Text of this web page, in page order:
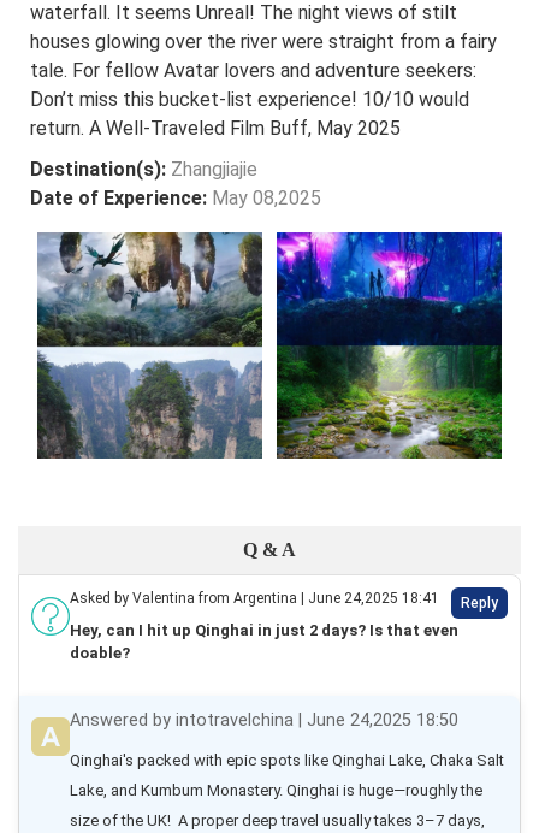
waterfall. It seems Unreal! The night views of stilt
houses glowing over the river were straight from a fairy
tale. For fellow Avatar lovers and adventure seekers:
Don’t miss this bucket-list experience! 10/10 would
return. A Well-Traveled Film Buff, May 2025
Destination(s): Zhangjiajie
Date of Experience: May 08,2025
Q & A
Asked by Valentina from Argentina | June 24,2025 18:41 Reply
Hey, can I hit up Qinghai in just 2 days? Is that even
doable?
Answered by intotravelchina | June 24,2025 18:50
Qinghai's packed with epic spots like Qinghai Lake, Chaka Salt
Lake, and Kumbum Monastery. Qinghai is huge—roughly the
size of the UK!  A proper deep travel usually takes 3–7 days,